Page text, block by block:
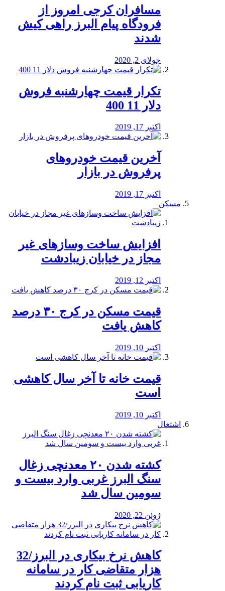
مسافران کرجی امروز از
فرودگاه پیام البرز راهی کیش
شدند
جولای 2, 2020
تکرار قیمت چهارشنبه فروش
دلار 11 400
اکتبر 17, 2019
آخرین قیمت خودرو‌های
پرفروش در بازار
اکتبر 17, 2019
مسکن
افزایش ساخت وسازهای غیر
مجاز در خیابان زیبادشت
اکتبر 12, 2019
️قیمت مسکن در کرج ۳۰ درصد
کاهش یافت
اکتبر 10, 2019
قیمت خانه تا آخر سال کاهشی
است
اکتبر 10, 2019
اشتغال
کشته شدن ۲۰ معدنچی زغال
سنگ البرز غربی وارد بیست و
سومین سال شد
ژوئن 22, 2020
کاهش نرخ بیکاری در البرز/32
هزار متقاضی کار در سامانه
کاریابی ثبت نام کردند